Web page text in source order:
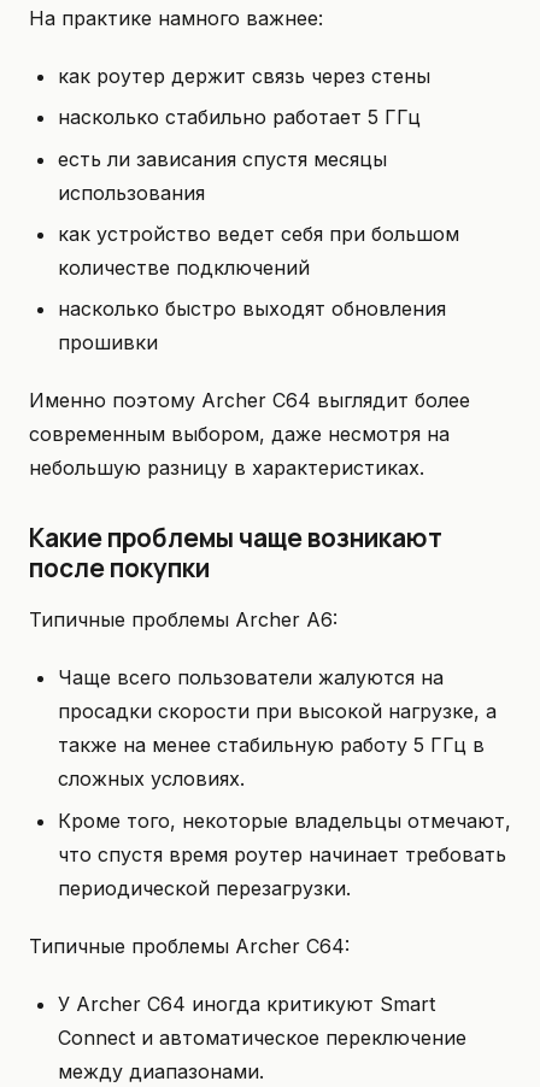
На практике намного важнее:
как роутер держит связь через стены
насколько стабильно работает 5 ГГц
есть ли зависания спустя месяцы
использования
как устройство ведет себя при большом
количестве подключений
насколько быстро выходят обновления
прошивки
Именно поэтому Archer C64 выглядит более
современным выбором, даже несмотря на
небольшую разницу в характеристиках.
Какие проблемы чаще возникают
после покупки
Типичные проблемы Archer A6:
Чаще всего пользователи жалуются на
просадки скорости при высокой нагрузке, а
также на менее стабильную работу 5 ГГц в
сложных условиях.
Кроме того, некоторые владельцы отмечают,
что спустя время роутер начинает требовать
периодической перезагрузки.
Типичные проблемы Archer C64:
У Archer C64 иногда критикуют Smart
Connect и автоматическое переключение
между диапазонами.